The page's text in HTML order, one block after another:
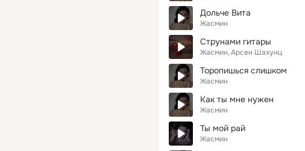
Дольче Вита
Жасмин
Струнами гитары
Жасмин Арсен Шахунц
Торопишься слишком
Жасмин
Как ты мне нужен
Жасмин
Ты мой рай
Жасмин